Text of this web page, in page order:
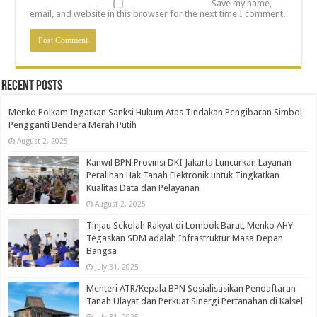
Save my name,
email, and website in this browser for the next time I comment.
Recent Posts
Menko Polkam Ingatkan Sanksi Hukum Atas Tindakan Pengibaran Simbol
Pengganti Bendera Merah Putih
August 2, 2025
Kanwil BPN Provinsi DKI Jakarta Luncurkan Layanan
Peralihan Hak Tanah Elektronik untuk Tingkatkan
Kualitas Data dan Pelayanan
August 2, 2025
Tinjau Sekolah Rakyat di Lombok Barat, Menko AHY
Tegaskan SDM adalah Infrastruktur Masa Depan
Bangsa
July 31, 2025
Menteri ATR/Kepala BPN Sosialisasikan Pendaftaran
Tanah Ulayat dan Perkuat Sinergi Pertanahan di Kalsel